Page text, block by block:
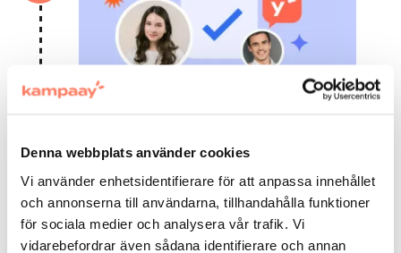
Denna webbplats använder cookies
Vi använder enhetsidentifierare för att anpassa innehållet
och annonserna till användarna, tillhandahålla funktioner
för sociala medier och analysera vår trafik. Vi
vidarebefordrar även sådana identifierare och annan
Föredrar du att planera din catering från
grunden? Arbeta med din eventexpert för
att utforma ett skräddarsytt förslag.